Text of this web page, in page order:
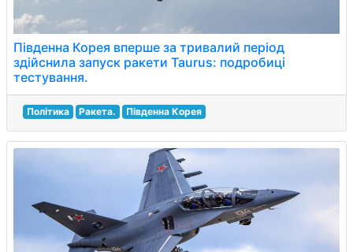
Південна Корея вперше за тривалий період
здійснила запуск ракети Taurus: подробиці
тестування.
Політика Ракета. Південна Корея